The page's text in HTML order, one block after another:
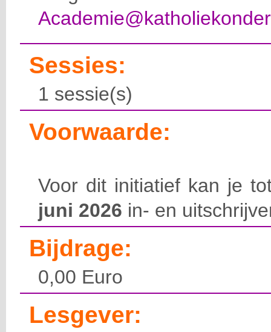
Sessies:
1 sessie(s)
Voorwaarde:
Voor dit initiatief kan je
juni 2026 in- en
Bijdrage:
0,00 Euro
Lesgever: